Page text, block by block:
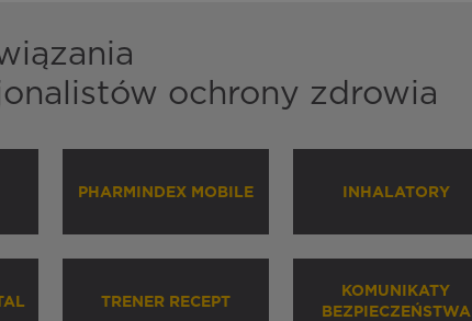
ochrony zdrowia
PHARMINDEX MOBILE INHALATORY
TRENER RECEPT
KOMUNIKATY
BEZPIECZEŃSTWA